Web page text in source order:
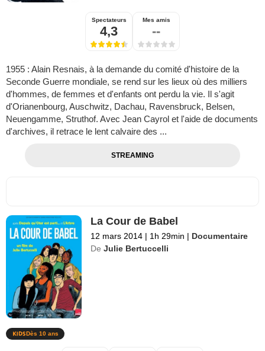
Spectateurs
4,3
Mes amis
--
1955 : Alain Resnais, à la demande du comité d'histoire de la
Seconde Guerre mondiale, se rend sur les lieux où des milliers
d'hommes, de femmes et d'enfants ont perdu la vie. Il s'agit
d'Orianenbourg, Auschwitz, Dachau, Ravensbruck, Belsen,
Neuengamme, Struthof. Avec Jean Cayrol et l'aide de documents
d'archives, il retrace le lent calvaire des ...
STREAMING
La Cour de Babel
12 mars 2014 | 1h 29min | Documentaire
De Julie Bertuccelli
Dès 10 ans